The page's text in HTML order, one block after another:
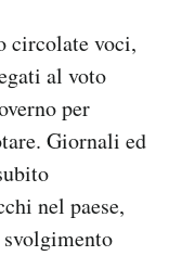
circolate voci,
al voto
per
Giornali ed
nel paese,